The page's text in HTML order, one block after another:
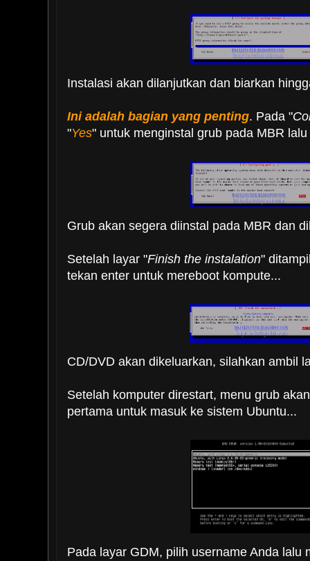
Instalasi akan dilanjutkan dan biarkan
Ini adalah bagian yang penting. Pada "
"Yes" untuk menginstal grub pada MBR
Grub akan segera diinstal pada MBR dan
Setelah layar "Finish the instalation"
tekan enter untuk mereboot kompute...
CD/DVD akan dikeluarkan, silahkan ambil
Setelah komputer direstart, menu grub
pertama untuk masuk ke sistem Ubuntu...
Pada layar GDM, pilih username Anda lalu